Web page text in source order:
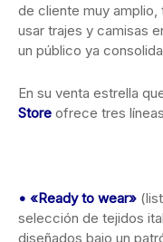
de cliente muy amplio,
usar trajes y camisas
un público ya
En su venta estrella
Store ofrece tres
• «Ready to wear»
selección de tejidos
diseñados bajo un